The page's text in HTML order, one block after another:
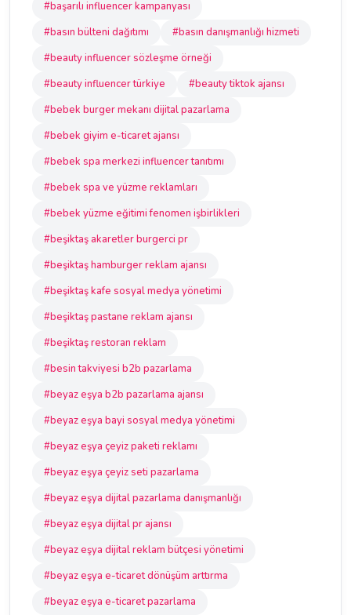
#başarılı influencer kampanyası
#basın bülteni dağıtımı
#basın danışmanlığı hizmeti
#beauty influencer sözleşme örneği
#beauty influencer türkiye
#beauty tiktok ajansı
#bebek burger mekanı dijital pazarlama
#bebek giyim e-ticaret ajansı
#bebek spa merkezi influencer tanıtımı
#bebek spa ve yüzme reklamları
#bebek yüzme eğitimi fenomen işbirlikleri
#beşiktaş akaretler burgerci pr
#beşiktaş hamburger reklam ajansı
#beşiktaş kafe sosyal medya yönetimi
#beşiktaş pastane reklam ajansı
#beşiktaş restoran reklam
#besin takviyesi b2b pazarlama
#beyaz eşya b2b pazarlama ajansı
#beyaz eşya bayi sosyal medya yönetimi
#beyaz eşya çeyiz paketi reklamı
#beyaz eşya çeyiz seti pazarlama
#beyaz eşya dijital pazarlama danışmanlığı
#beyaz eşya dijital pr ajansı
#beyaz eşya dijital reklam bütçesi yönetimi
#beyaz eşya e-ticaret dönüşüm arttırma
#beyaz eşya e-ticaret pazarlama